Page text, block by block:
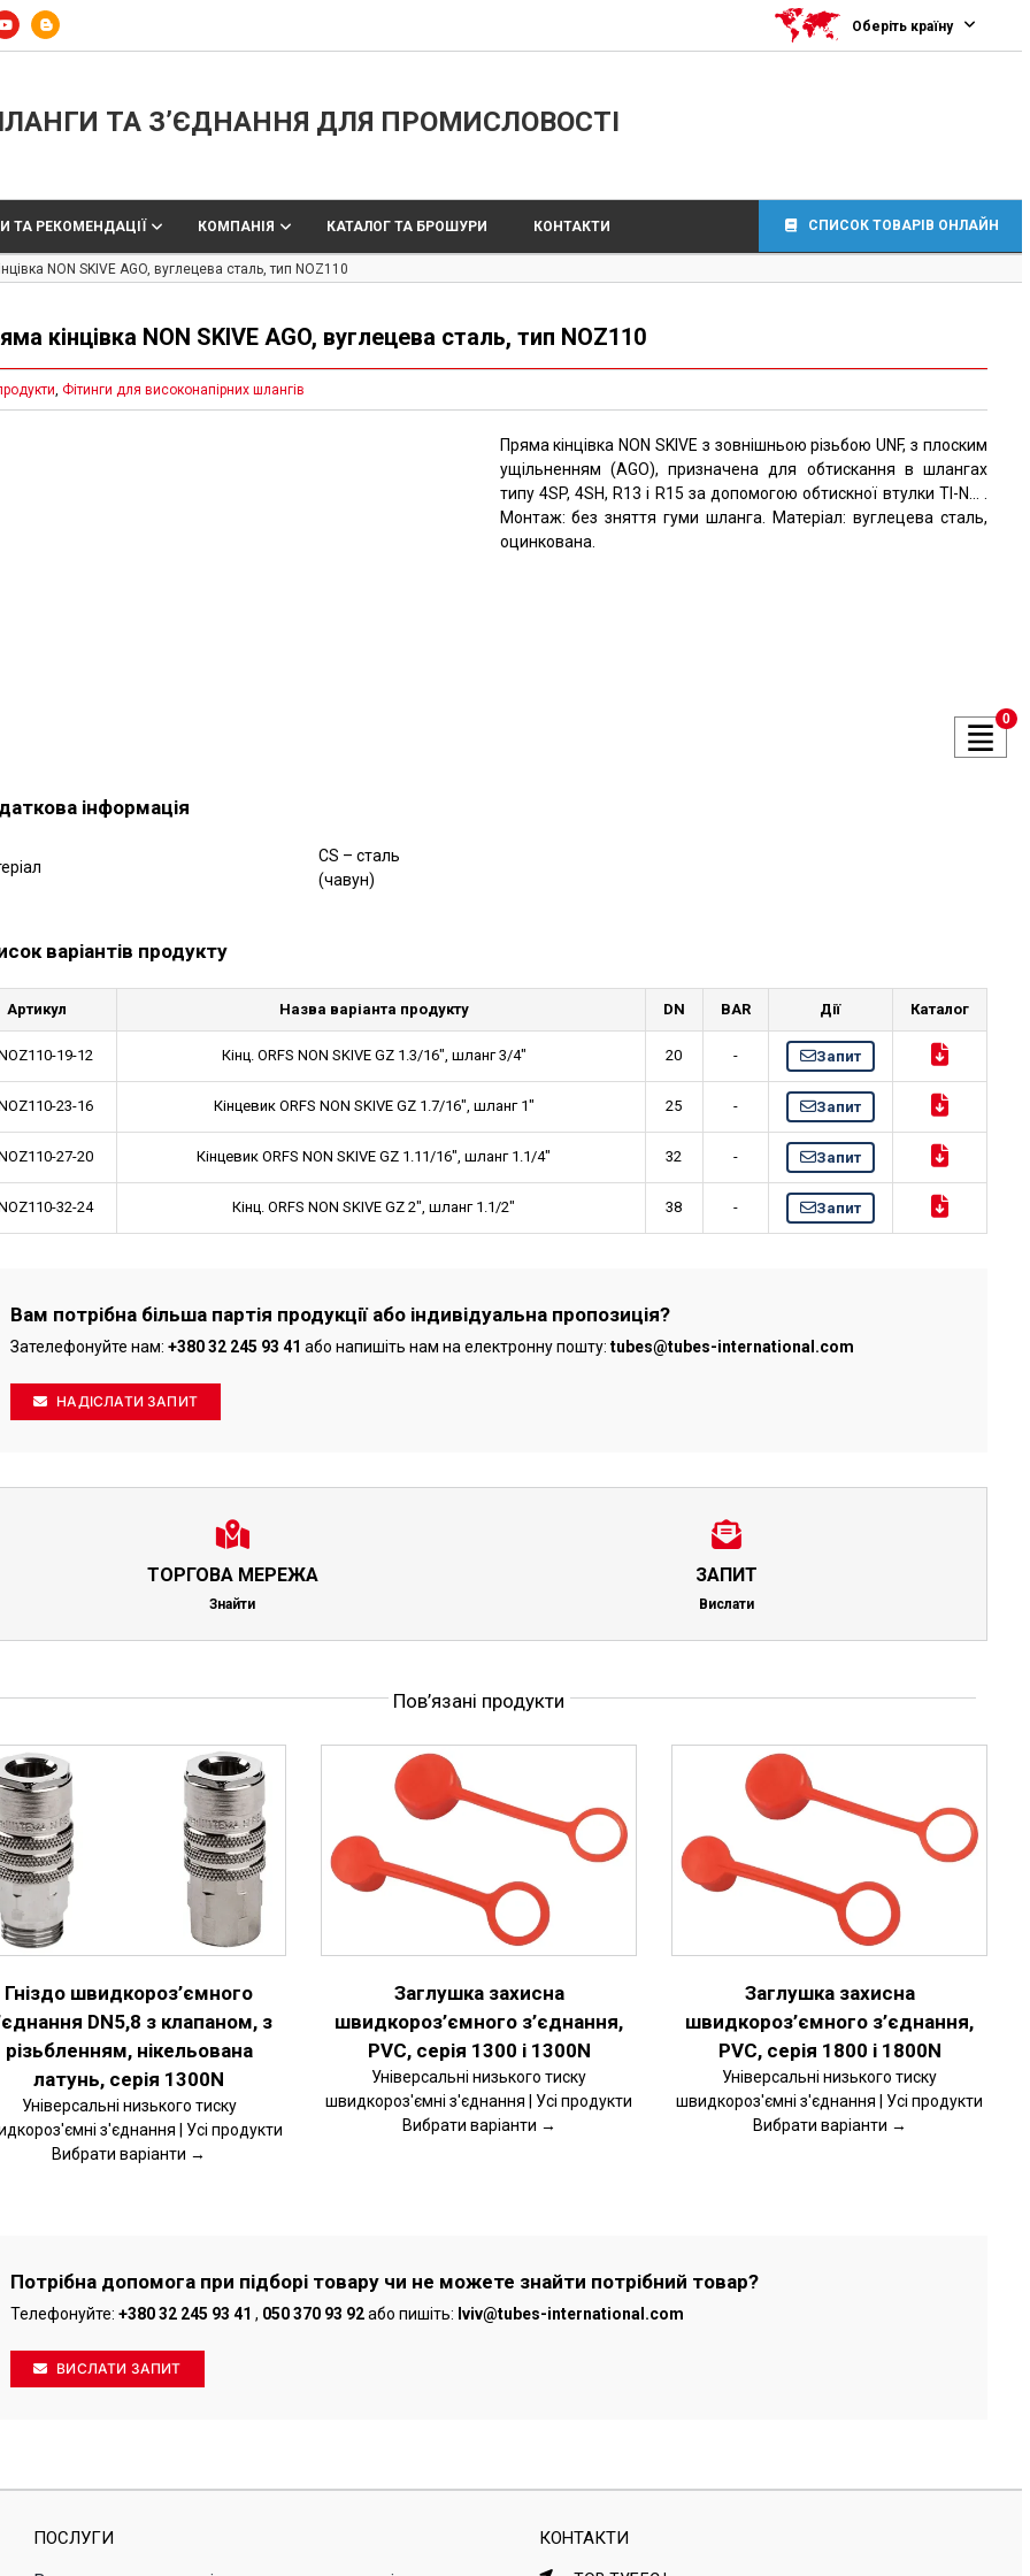
Оберіть країну
ТА З’ЄДНАННЯ ДЛЯ ПРОМИСЛОВОСТІ
ТА РЕКОМЕНДАЦІЇ КОМПАНІЯ КАТАЛОГ ТА БРОШУРИ КОНТАКТИ СПИСОК ТОВАРІВ ОНЛАЙН
NON SKIVE AGO, вуглецева сталь, тип NOZ110
кінцівка NON SKIVE AGO, вуглецева сталь, тип NOZ110
, Фітинги для високонапірних шлангів
інформація
CS – сталь
(чавун)
Пряма кінцівка NON SKIVE з зовнішньою різьбою UNF, з плоским
ущільненням (AGO), призначена для обтискання в шлангах
типу 4SP, 4SH, R13 і R15 за допомогою обтискної втулки TI-N… .
Монтаж: без зняття гуми шланга. Матеріал: вуглецева сталь,
оцинкована.
варіантів продукту
Артикул Назва варіанта продукту DN BAR Дії Каталог
19-12 Кінц. ORFS NON SKIVE GZ 1.3/16", шланг 3/4" 20 - Запит
23-16 Кінцевик ORFS NON SKIVE GZ 1.7/16", шланг 1" 25 - Запит
27-20 Кінцевик ORFS NON SKIVE GZ 1.11/16", шланг 1.1/4" 32 - Запит
32-24 Кінц. ORFS NON SKIVE GZ 2", шланг 1.1/2" 38 - Запит
Вам потрібна більша партія продукції або індивідуальна пропозиція?
Зателефонуйте нам: +380 32 245 93 41 або напишіть нам на електронну пошту: tubes@tubes-international.com
НАДІСЛАТИ ЗАПИТ
ТОРГОВА МЕРЕЖА
Знайти
ЗАПИТ
Вислати
Пов’язані продукти
Гніздо швидкороз’ємного
DN5,8 з клапаном, з
різьбленням, нікельована
латунь, серія 1300N
Універсальні низького тиску
з'єднання | Усі продукти
Вибрати варіанти →
ОБЕРІТЬ ОПЦІЇ
ЦЕЙ
ТОВАР
МАЄ
КІЛЬКА
ВАРІАНТІВ.
ПАРАМЕТРИ
МОЖНА
НА
СТОРІНЦІ
ДЕТАЛЬНІШЕ
Заглушка захисна
швидкороз’ємного з’єднання,
PVC, серія 1300 і 1300N
Універсальні низького тиску
швидкороз'ємні з'єднання | Усі продукти
Вибрати варіанти →
МАЄ
КІЛЬКА
ВАРІАНТІВ.
ПАРАМЕТРИ
МОЖНА
НА
СТОРІНЦІ
ТОВАРУ
ДЕТАЛЬНІШЕ
Заглушка захисна
швидкороз’ємного з’єднання,
PVC, серія 1800 і 1800N
Універсальні низького тиску
швидкороз'ємні з'єднання | Усі продукти
Вибрати варіанти →
Потрібна допомога при підборі товару чи не можете знайти потрібний товар?
Телефонуйте: +380 32 245 93 41 , 050 370 93 92або пишіть: lviv@tubes-international.com
ВИСЛАТИ ЗАПИТ
ПОСЛУГИ КОНТАКТИ
0